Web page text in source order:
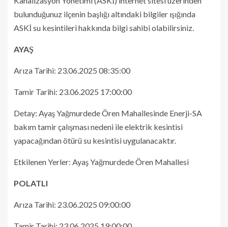
bulunduğunuz ilçenin başlığı altındaki bilgiler ışığında
ASKİ su kesintileri hakkında bilgi sahibi olabilirsiniz.
AYAŞ
Arıza Tarihi: 23.06.2025 08:35:00
Tamir Tarihi: 23.06.2025 17:00:00
Detay: Ayaş Yağmurdede Ören Mahallesinde Enerji-SA
bakım tamir çalışması nedeni ile elektrik kesintisi
yapacağından ötürü su kesintisi uygulanacaktır.
Etkilenen Yerler: Ayaş Yağmurdede Ören Mahallesi
POLATLI
Arıza Tarihi: 23.06.2025 09:00:00